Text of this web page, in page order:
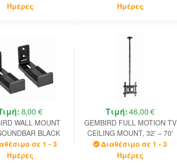
Ημέρες
Ημέρες
8,00 €
WALL MOUNT
BLACK
σε 1 - 3
Ημέρες
Τιμή:46,00 €
GEMBIRD FULL MOTION TV
CEILING MOUNT, 32' – 70'
BLACK
Διαθέσιμο σε 1 - 3
Ημέρες